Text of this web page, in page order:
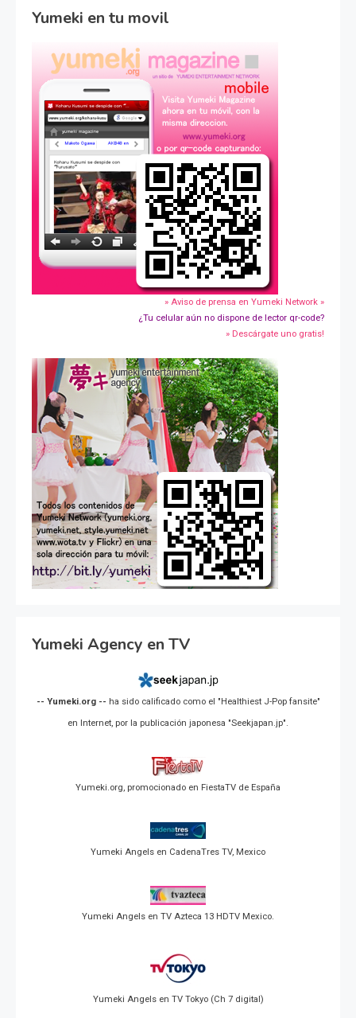
Yumeki en tu movil
» Aviso de prensa en Yumeki Network »
¿Tu celular aún no dispone de lector qr-code?
» Descárgate uno gratis!
Yumeki Agency en TV
-- Yumeki.org -- ha sido calificado como el "Healthiest J-Pop fansite"
en Internet, por la publicación japonesa "Seekjapan.jp".
Yumeki.org, promocionado en FiestaTV de España
Yumeki Angels en CadenaTres TV, Mexico
Yumeki Angels en TV Azteca 13 HDTV Mexico.
Yumeki Angels en TV Tokyo (Ch 7 digital)